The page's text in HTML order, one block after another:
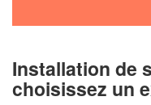
Installation de
choisissez un